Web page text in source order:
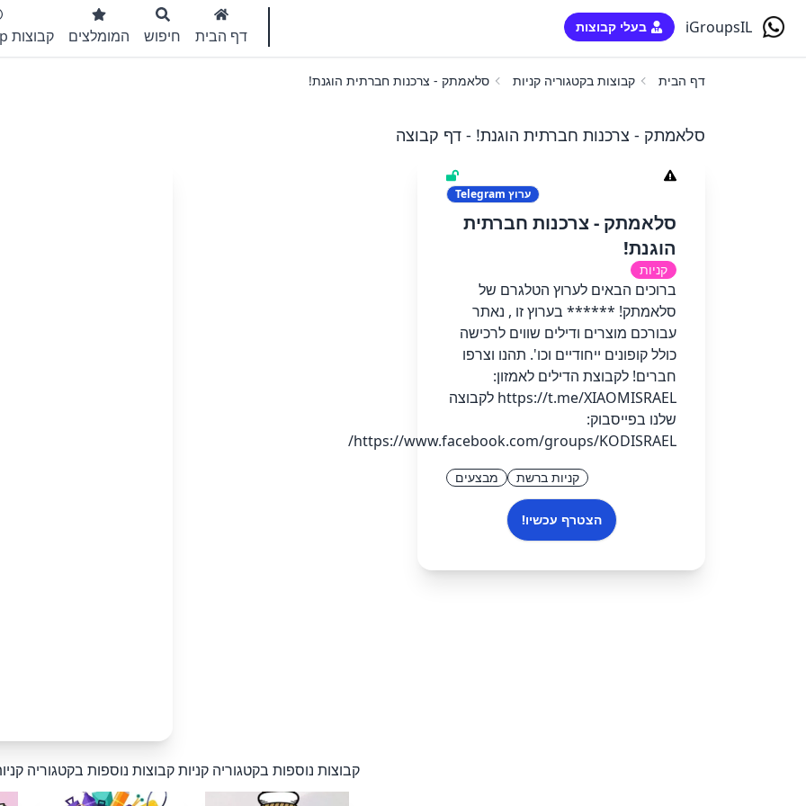
iGroupsIL בעלי קבוצות דף הבית חיפוש המומלצים קבוצות WhatsApp
דף הבית קבוצות בקטגוריה קניות סלאמתק - צרכנות חברתית הוגנת!
סלאמתק - צרכנות חברתית הוגנת! - דף קבוצה
ערוץ
סלאמתק - צרכנות חברתית
הוגנת!
קניות
ברוכים הבאים לערוץ הטלגרם של
סלאמתק! ****** בערוץ זו , נאתר
עבורכם מוצרים ודילים שווים לרכישה
כולל קופונים ייחודיים וכו'. תהנו וצרפו
חברים! לקבוצת הדילים לאמזון:
https://t.me/XIAOMISRAEL לקבוצה
שלנו בפייסבוק:
https://www.facebook.com/groups/KODISRAEL/
קניות ברשת מבצעים
הצטרף עכשיו!
קבוצות נוספות בקטגוריה קניותקבוצות נוספות בקטגוריה